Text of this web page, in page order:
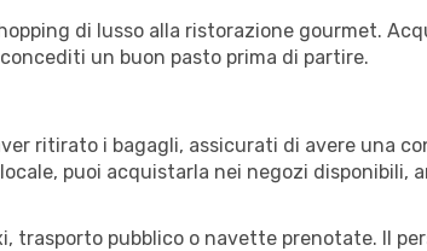
di lusso alla ristorazione gourmet.
un buon pasto prima di partire.
ritirato i bagagli, assicurati di avere una
puoi acquistarla nei negozi disponibili,
trasporto pubblico o navette prenotate. Il